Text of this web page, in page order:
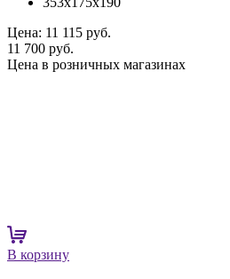
Цена: 11 115 руб.
11 700 руб.
Цена в розничных магазинах
В корзину